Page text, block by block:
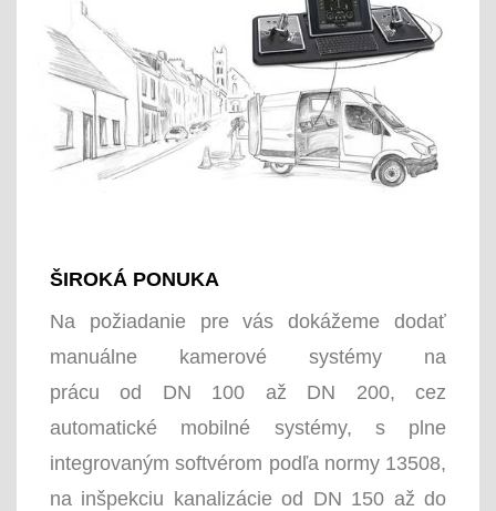
ŠIROKÁ PONUKA
Na požiadanie pre vás dokážeme dodať
manuálne kamerové systémy na
prácu od DN 100 až DN 200, cez
automatické mobilné systémy, s plne
integrovaným softvérom podľa normy 13508,
na inšpekciu kanalizácie od DN 150 až do